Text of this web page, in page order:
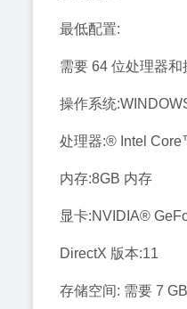
最低配置:
需要 64 位处理器和
操作系统
处理器:® Intel
内存:8GB 内存
显卡:NVIDIA®
DirectX 版本:11
存储空间: 需要 7